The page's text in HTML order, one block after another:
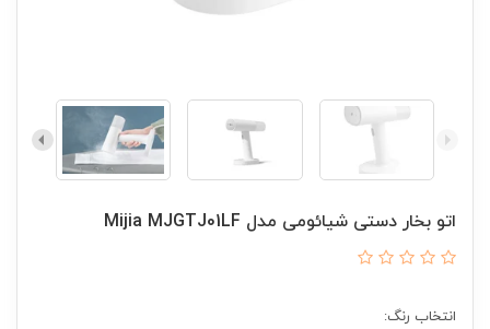
اتو بخار دستی شیائومی مدل Mijia MJGTJ01LF
انتخاب رنگ: